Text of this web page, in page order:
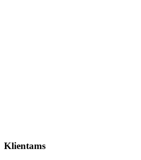
Klientams